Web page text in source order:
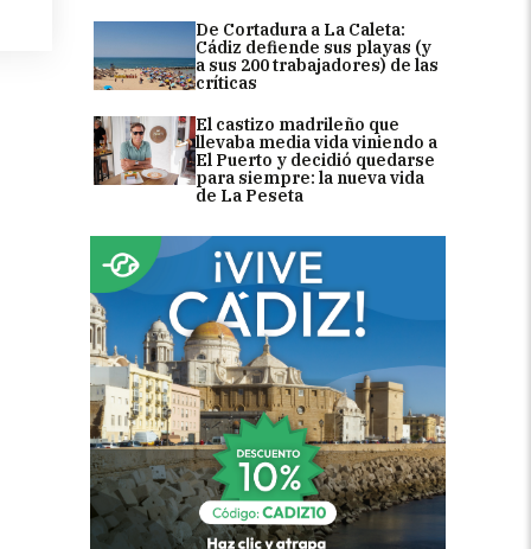
De Cortadura a La Caleta:
Cádiz defiende sus playas (y
a sus 200 trabajadores) de las
críticas
El castizo madrileño que
llevaba media vida viniendo a
El Puerto y decidió quedarse
para siempre: la nueva vida
de La Peseta